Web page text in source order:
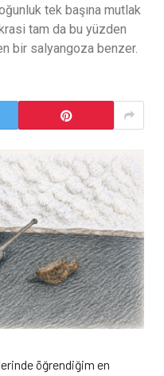
tek başına mutlak
tam da bu yüzden
bir salyangoza benzer.
öğrendiğim en